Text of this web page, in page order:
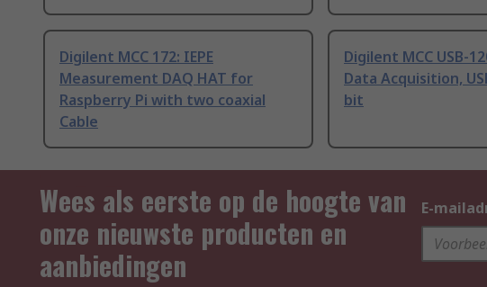
Digilent MCC 172: IEPE
Measurement DAQ HAT for
Raspberry Pi with two coaxial
Cable
Digilent MCC USB-
Data Acquisition,
bit
Wees als eerste op de hoogte van
onze nieuwste producten en
aanbiedingen
E-